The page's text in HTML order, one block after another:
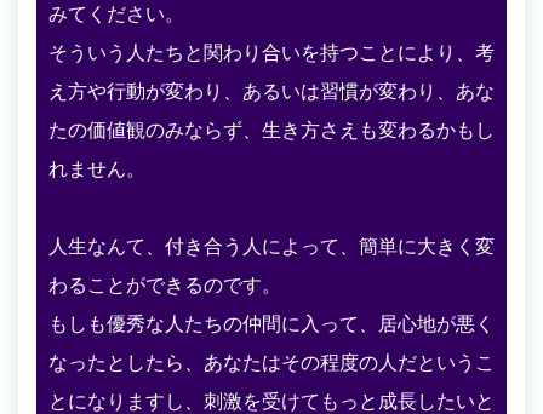
みてください。
そういう人たちと関わり合いを持つことにより、考
え方や行動が変わり、あるいは習慣が変わり、あな
たの価値観のみならず、生き方さえも変わるかもし
れません。
人生なんて、付き合う人によって、簡単に大きく変
わることができるのです。
もしも優秀な人たちの仲間に入って、居心地が悪く
なったとしたら、あなたはその程度の人だというこ
とになりますし、刺激を受けてもっと成長したいと